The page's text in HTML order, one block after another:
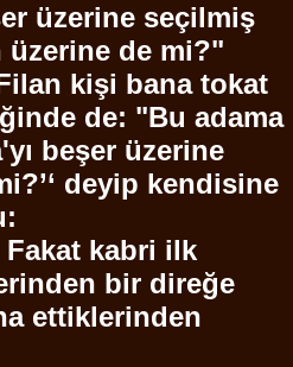
üzerine seçilmiş
üzerine de mi?"
kişi bana tokat
de: "Bu adama
beşer üzerine
deyip kendisine
Fakat kabri ilk
bir direğe
ettiklerinden